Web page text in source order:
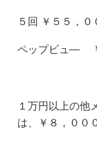
５回 ￥５５，０
ペップビュ―
１万円以上の他
は、￥８，００